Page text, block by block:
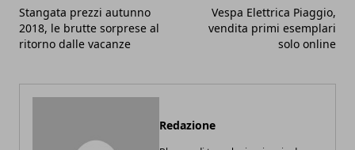
Stangata prezzi autunno
2018, le brutte sorprese al
ritorno dalle vacanze
Vespa Elettrica Piaggio,
vendita primi esemplari
solo online
Redazione